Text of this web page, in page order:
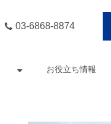
03-6868-8874
お役立ち情報